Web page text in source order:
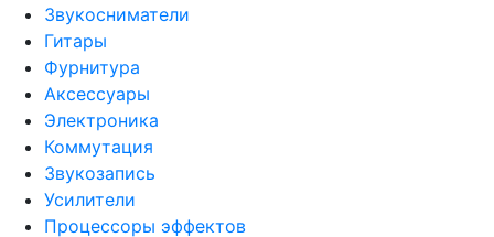
Звукосниматели
Гитары
Фурнитура
Аксессуары
Электроника
Коммутация
Звукозапись
Усилители
Процессоры эффектов